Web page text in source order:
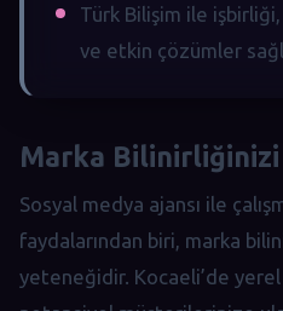
Türk Bilişim ile
ve etkin çözümler
Marka Bilinirliğinizi
Sosyal medya ajansı ile
faydalarından biri, marka
yeteneğidir. Kocaeli’de